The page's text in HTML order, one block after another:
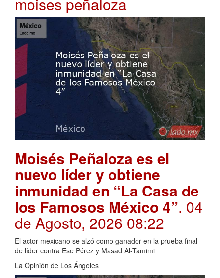
moises peñaloza
Moisés Peñaloza es el
nuevo líder y obtiene
inmunidad en “La Casa de
los Famosos México 4”. 04
de Agosto, 2026 08:22
El actor mexicano se alzó como ganador en la prueba final
de líder contra Ese Pérez y Masad Al-Tamimi
La Opinión de Los Ángeles